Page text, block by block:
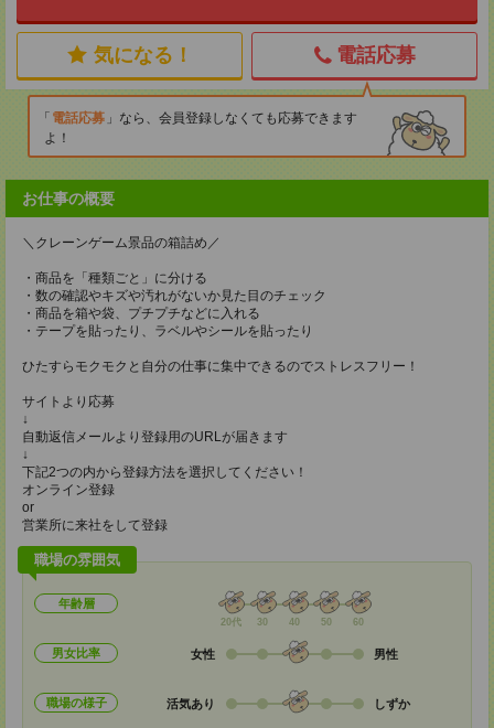
気になる！ 電話応募
電話応募
なら、会員登録しなくても応募できます
よ！
お仕事の概要
＼クレーンゲーム景品の箱詰め／
・商品を「種類ごと」に分ける
・数の確認やキズや汚れがないか見た目のチェック
・商品を箱や袋、プチプチなどに入れる
・テープを貼ったり、ラベルやシールを貼ったり
ひたすらモクモクと自分の仕事に集中できるのでストレスフリー！
サイトより応募
↓
自動返信メールより登録用のURLが届きます
↓
下記2つの内から登録方法を選択してください！
オンライン登録
or
営業所に来社をして登録
職場の雰囲気
年齢層
20代 30 40 50 60
男女比率 女性 男性
職場の様子 活気あり しずか